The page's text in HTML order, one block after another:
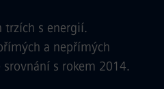
trzích s energií.
a nepřímých
s rokem 2014.